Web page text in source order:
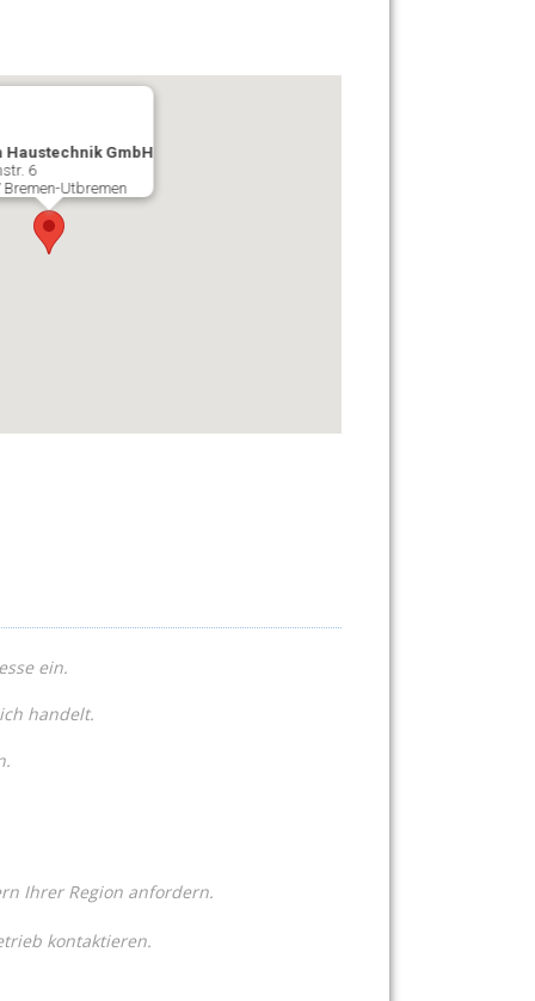
Haustechnik GmbH
6
Bremen-Utbremen
ein.
handelt.
Ihrer Region anfordern.
kontaktieren.